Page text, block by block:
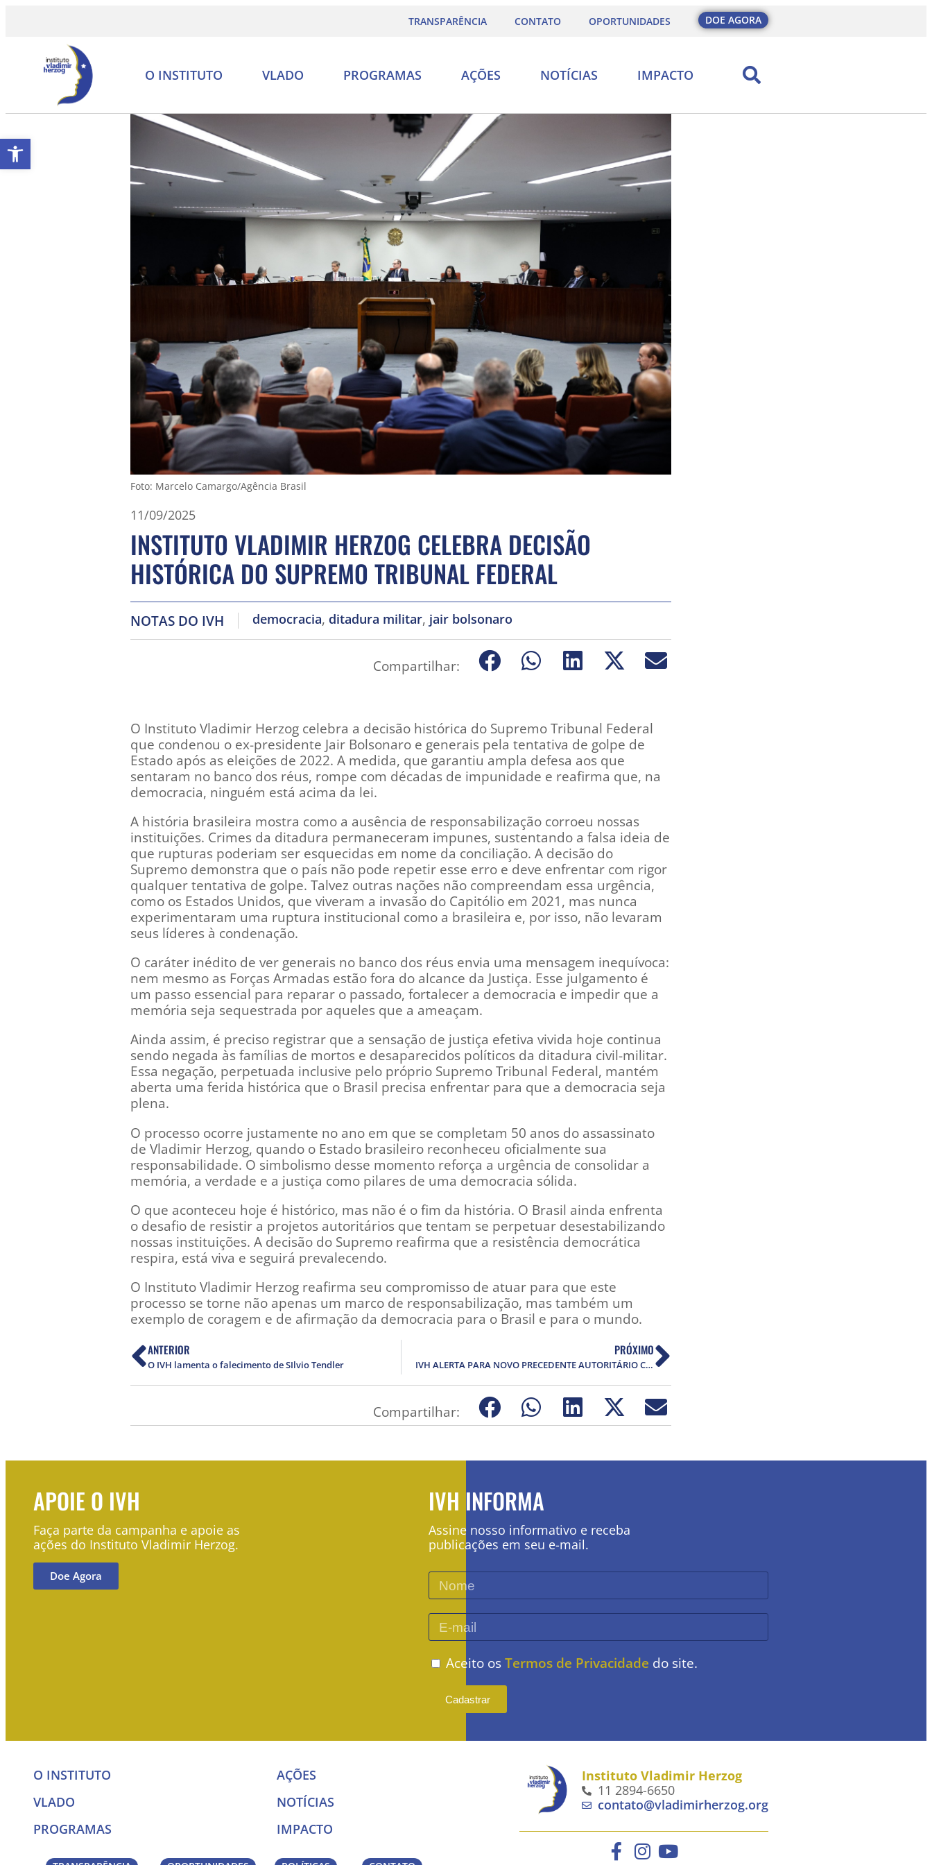
Abrir a barra de ferramentas
TRANSPARÊNCIA CONTATO OPORTUNIDADES DOE AGORA
O INSTITUTO VLADO PROGRAMAS AÇÕES NOTÍCIAS IMPACTO
Foto: Marcelo Camargo/Agência Brasil
11/09/2025
INSTITUTO VLADIMIR HERZOG CELEBRA DECISÃO
HISTÓRICA DO SUPREMO TRIBUNAL FEDERAL
NOTAS DO IVH democracia, ditadura militar, jair bolsonaro
Compartilhar:
O Instituto Vladimir Herzog celebra a decisão histórica do Supremo Tribunal Federal
que condenou o ex-presidente Jair Bolsonaro e generais pela tentativa de golpe de
Estado após as eleições de 2022. A medida, que garantiu ampla defesa aos que
sentaram no banco dos réus, rompe com décadas de impunidade e reafirma que, na
democracia, ninguém está acima da lei.
A história brasileira mostra como a ausência de responsabilização corroeu nossas
instituições. Crimes da ditadura permaneceram impunes, sustentando a falsa ideia de
que rupturas poderiam ser esquecidas em nome da conciliação. A decisão do
Supremo demonstra que o país não pode repetir esse erro e deve enfrentar com rigor
qualquer tentativa de golpe. Talvez outras nações não compreendam essa urgência,
como os Estados Unidos, que viveram a invasão do Capitólio em 2021, mas nunca
experimentaram uma ruptura institucional como a brasileira e, por isso, não levaram
seus líderes à condenação.
O caráter inédito de ver generais no banco dos réus envia uma mensagem inequívoca:
nem mesmo as Forças Armadas estão fora do alcance da Justiça. Esse julgamento é
um passo essencial para reparar o passado, fortalecer a democracia e impedir que a
memória seja sequestrada por aqueles que a ameaçam.
Ainda assim, é preciso registrar que a sensação de justiça efetiva vivida hoje continua
sendo negada às famílias de mortos e desaparecidos políticos da ditadura civil-militar.
Essa negação, perpetuada inclusive pelo próprio Supremo Tribunal Federal, mantém
aberta uma ferida histórica que o Brasil precisa enfrentar para que a democracia seja
plena.
O processo ocorre justamente no ano em que se completam 50 anos do assassinato
de Vladimir Herzog, quando o Estado brasileiro reconheceu oficialmente sua
responsabilidade. O simbolismo desse momento reforça a urgência de consolidar a
memória, a verdade e a justiça como pilares de uma democracia sólida.
O que aconteceu hoje é histórico, mas não é o fim da história. O Brasil ainda enfrenta
o desafio de resistir a projetos autoritários que tentam se perpetuar desestabilizando
nossas instituições. A decisão do Supremo reafirma que a resistência democrática
respira, está viva e seguirá prevalecendo.
O Instituto Vladimir Herzog reafirma seu compromisso de atuar para que este
processo se torne não apenas um marco de responsabilização, mas também um
exemplo de coragem e de afirmação da democracia para o Brasil e para o mundo.
ANTERIOR
O IVH lamenta o falecimento de SIlvio Tendler
PRÓXIMO
IVH ALERTA PARA NOVO PRECEDENTE AUTORITÁRIO CRIADO PELO GOVERNO TRUMP
Compartilhar:
APOIE O IVH
Faça parte da campanha e apoie as
ações do Instituto Vladimir Herzog.
Doe Agora
IVH INFORMA
Assine nosso informativo e receba
publicações em seu e-mail.
Aceito osTermos de Privacidade do site.
Cadastrar
O INSTITUTO
VLADO
PROGRAMAS
AÇÕES
NOTÍCIAS
IMPACTO
Instituto Vladimir Herzog
11 2894-6650
contato@vladimirherzog.org